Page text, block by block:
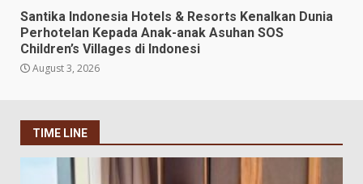
Santika Indonesia Hotels & Resorts Kenalkan Dunia
Perhotelan Kepada Anak-anak Asuhan SOS
Children’s Villages di Indonesi
August 3, 2026
TIME LINE